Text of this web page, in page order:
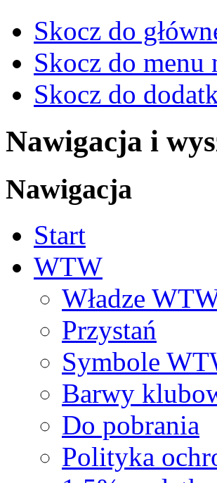
Skocz do
Skocz do
Skocz do
Nawigacja i
Nawigacja
Start
WTW
Władze
Przystań
Symbole
Barwy
Do pobrania
Polityka